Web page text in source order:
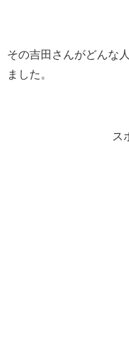
その吉田さんがどんな
ました。
ス